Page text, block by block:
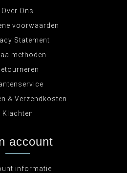
Over Ons
voorwaarden
Statement
& Verzendkosten
Klachten
account
informatie